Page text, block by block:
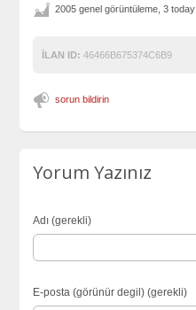
2005 genel görüntüleme, 3 today
İLAN ID: 46466B675374C6B9
sorun bildirin
Yorum Yazınız
Adı (gerekli)
E-posta (görünür degil) (gerekli)